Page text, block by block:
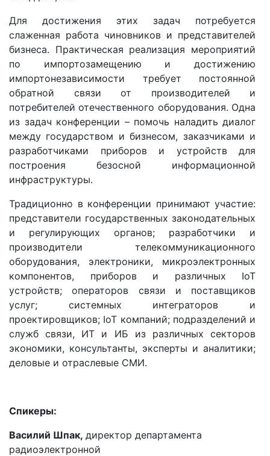
Для достижения этих задач потребуется
слаженная работа чиновников и представителей
бизнеса. Практическая реализация мероприятий
по импортозамещению и достижению
импортонезависимости требует постоянной
обратной связи от производителей и
потребителей отечественного оборудования. Одна
из задач конференции – помочь наладить диалог
между государством и бизнесом, заказчиками и
разработчиками приборов и устройств для
построения безосной информационной
инфраструктуры.
Традиционно в конференции принимают участие:
представители государственных законодательных
и регулирующих органов; разработчики и
производители телекоммуникационного
оборудования, электроники, микроэлектронных
компонентов, приборов и различных IoT
устройств; операторов связи и поставщиков
услуг; системных интеграторов и
проектировщиков; IoT компаний; подразделений и
служб связи, ИТ и ИБ из различных секторов
экономики, консультанты, эксперты и аналитики;
деловые и отраслевые СМИ.
Спикеры:
Василий Шпак, директор департамента
радиоэлектронной